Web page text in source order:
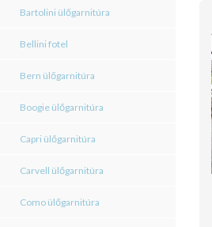
Bartolini ülőgarnitúra
Bellini fotel
Bern ülőgarnitúra
Boogie ülőgarnitúra
Capri ülőgarnitúra
Carvell ülőgarnitúra
Como ülőgarnitúra